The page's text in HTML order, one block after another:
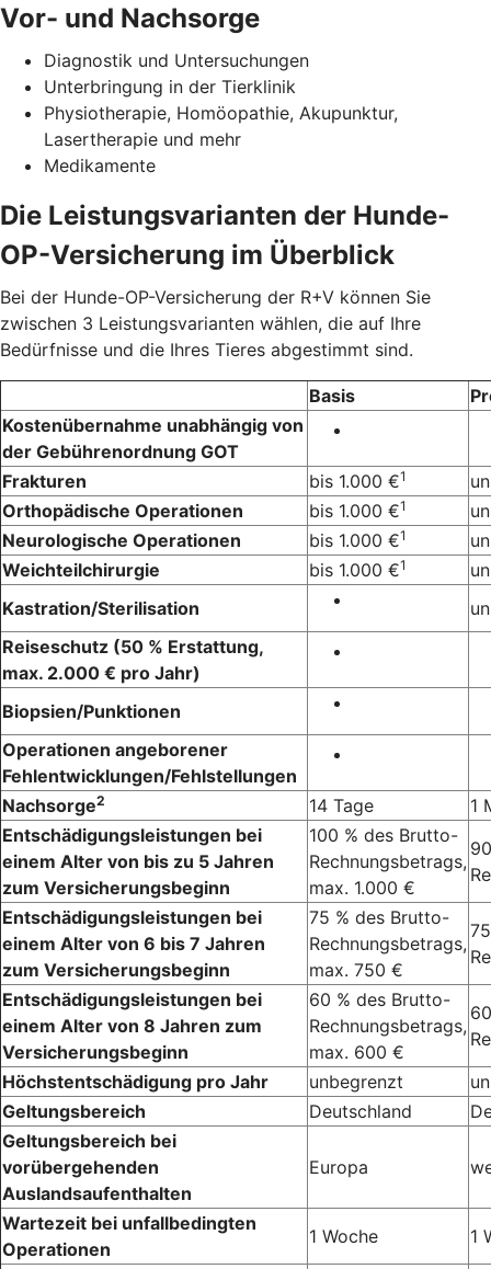
Vor- und Nachsorge
Diagnostik und Untersuchungen
Unterbringung in der Tierklinik
Physiotherapie, Homöopathie, Akupunktur,
Lasertherapie und mehr
Medikamente
Die Leistungsvarianten der Hunde-
OP-Versicherung im Überblick
Bei der Hunde-OP-Versicherung der R+V können Sie
zwischen 3 Leistungsvarianten wählen, die auf Ihre
Bedürfnisse und die Ihres Tieres abgestimmt sind.
Basis
Kostenübernahme unabhängig von
der Gebührenordnung GOT
Frakturen
bis 1.000 €1
Orthopädische Operationen
bis 1.000 €1
Neurologische Operationen
bis 1.000 €1
Weichteilchirurgie
bis 1.000 €1
Kastration/Sterilisation
Reiseschutz (50 % Erstattung,
max. 2.000 € pro Jahr)
Biopsien/Punktionen
Operationen angeborener
Fehlentwicklungen/Fehlstellungen
Nachsorge2 14 Tage
1
Entschädigungsleistungen bei
einem Alter von bis zu 5 Jahren
zum Versicherungsbeginn
100 % des Brutto-
Rechnungsbetrags,
max. 1.000 €
Entschädigungsleistungen bei
einem Alter von 6 bis 7 Jahren
zum Versicherungsbeginn
75 % des Brutto-
Rechnungsbetrags,
max. 750 €
Entschädigungsleistungen bei
einem Alter von 8 Jahren zum
Versicherungsbeginn
60 % des Brutto-
Rechnungsbetrags,
max. 600 €
Höchstentschädigung pro Jahr
unbegrenzt
Geltungsbereich
Deutschland
Geltungsbereich bei
vorübergehenden
Auslandsaufenthalten
Europa
Wartezeit bei unfallbedingten
Operationen
1 Woche
1